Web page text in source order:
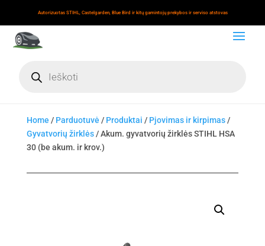
Autorizuotas STIHL, Castelgarden, Blue Bird ir kitų gamintojų prekybos ir serviso atstovas
search
Home / Parduotuvė / Produktai / Pjovimas ir kirpimas/
Gyvatvorių žirklės/ Akum. gyvatvorių žirklės STIHL HSA
30 (be akum. ir krov.)